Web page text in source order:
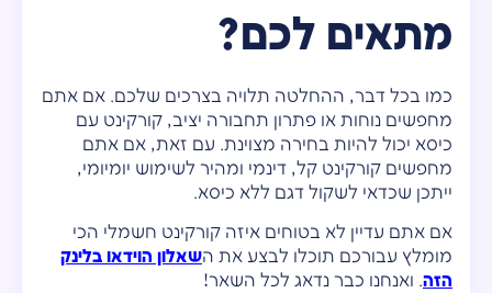
מתאים לכם?
כמו בכל דבר, ההחלטה תלויה בצרכים שלכם. אם אתם
מחפשים נוחות או פתרון תחבורה יציב, קורקינט עם
כיסא יכול להיות בחירה מצוינת. עם זאת, אם אתם
מחפשים קורקינט קל, דינמי ומהיר לשימוש יומיומי,
ייתכן שכדאי לשקול דגם ללא כיסא.
אם אתם עדיין לא בטוחים איזה קורקינט חשמלי הכי
מומלץ עבורכם תוכלו לבצע את השאלון הוידאו בלינק
הזה. ואנחנו כבר נדאג לכל השאר!